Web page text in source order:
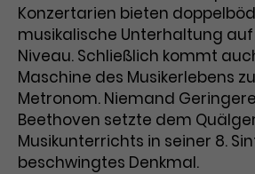
Konzertarien bieten
musikalische Unterhaltung
Niveau. Schließlich kommt
Maschine des Musikerlebens
Metronom. Niemand
Beethoven setzte dem
Musikunterrichts in seiner 8.
beschwingtes Denkmal.